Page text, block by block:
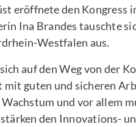
eröffnete den Kongress
Ina Brandes tauschte
Westfalen aus.
auf den Weg von der
guten und sicheren
und vor allem
den Innovations-